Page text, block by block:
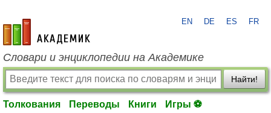
academic.ru
EN DE ES FR
Словари и энциклопедии на Академике
Найти!
Толкования Переводы Книги Игры ⚽